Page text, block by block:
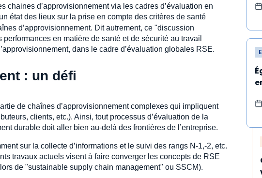
chaines d’approvisionnement via les cadres d’évaluation en
état des lieux sur la prise en compte des critères de santé
d’approvisionnement. Dit autrement, ce "discussion
en matière de santé et de sécurité au travail
dans le cadre d’évaluation globales RSE.
: un défi
de chaînes d’approvisionnement complexes qui impliquent
clients, etc.). Ainsi, tout processus d’évaluation de la
durable doit aller bien au-delà des frontières de l’entreprise.
sur la collecte d’informations et le suivi des rangs N-1,-2, etc.
travaux actuels visent à faire converger les concepts de RSE
de "sustainable supply chain management" ou SSCM).